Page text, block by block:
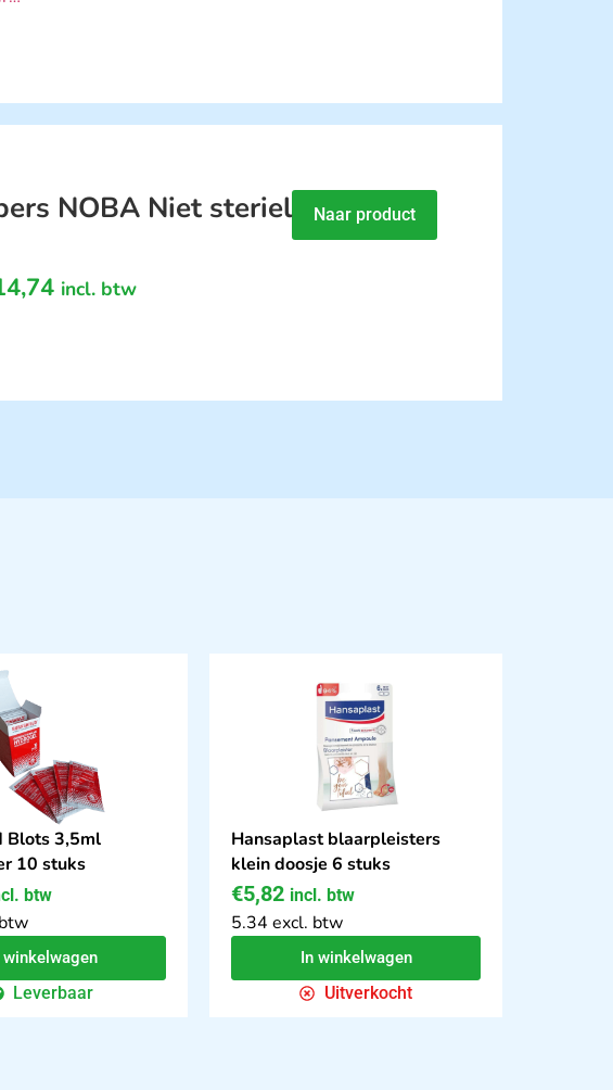
Naar product
NOBA Niet steriel
incl. btw
Blots 3,5ml
10 stuks
btw
winkelwagen
Leverbaar
Hansaplast blaarpleisters
klein doosje 6 stuks
€5,82 incl. btw
5.34 excl. btw
In winkelwagen
Uitverkocht